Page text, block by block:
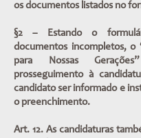
os documentos listados no
§2 – Estando o
documentos incompletos, o
para Nossas
prosseguimento à
candidato ser informado e
o preenchimento.
Art. 12. As candidaturas